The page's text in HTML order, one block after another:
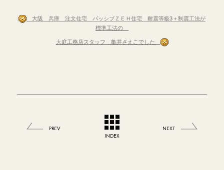
大阪 兵庫 注文住宅 パッシブＺＥＨ住宅 耐震等級3＋制震工法が
標準工法の
大庭工務店スタッフ 亀井さえこでした
PREV
INDEX
NEXT